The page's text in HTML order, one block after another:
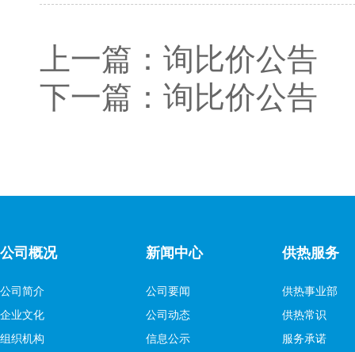
上一篇： 询比价公告
下一篇： 询比价公告
公司概况
公司简介
企业文化
组织机构
新闻中心
公司要闻
公司动态
信息公示
供热服务
供热事业部
供热常识
服务承诺